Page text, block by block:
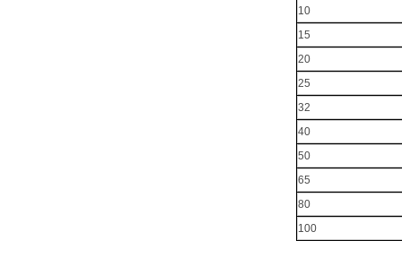
10
15
20
25
32
40
50
65
80
100